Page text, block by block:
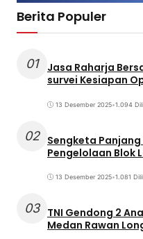
Berita Populer
01
Jasa Raharja
survei Kesiapan
13 Desember 2025•1.094
02 Sengketa Panjang
Pengelolaan Blok
13 Desember 2025•1.081
03 TNI Gendong 2
Medan Rawan